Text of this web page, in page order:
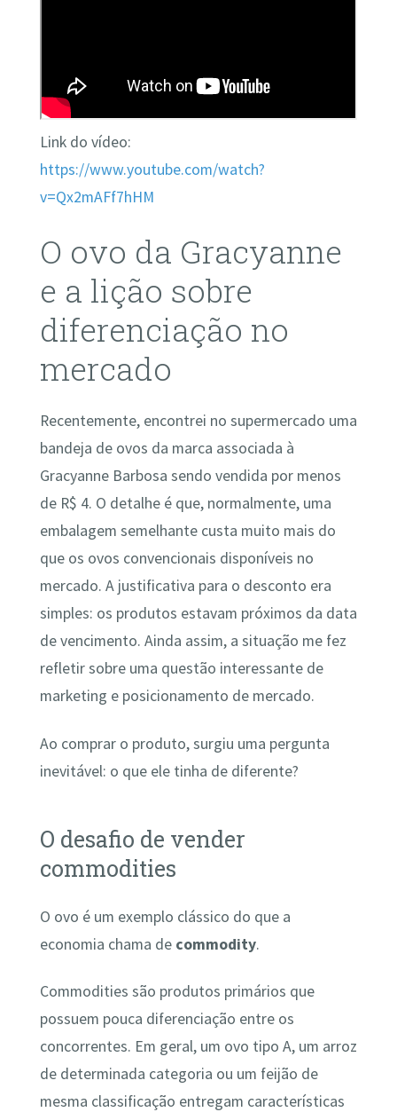
Link do vídeo:
https://www.youtube.com/watch?
v=Qx2mAFf7hHM
O ovo da Gracyanne
e a lição sobre
diferenciação no
mercado
Recentemente, encontrei no supermercado uma
bandeja de ovos da marca associada à
Gracyanne Barbosa sendo vendida por menos
de R$ 4. O detalhe é que, normalmente, uma
embalagem semelhante custa muito mais do
que os ovos convencionais disponíveis no
mercado. A justificativa para o desconto era
simples: os produtos estavam próximos da data
de vencimento. Ainda assim, a situação me fez
refletir sobre uma questão interessante de
marketing e posicionamento de mercado.
Ao comprar o produto, surgiu uma pergunta
inevitável: o que ele tinha de diferente?
O desafio de vender
commodities
O ovo é um exemplo clássico do que a
economia chama de commodity.
Commodities são produtos primários que
possuem pouca diferenciação entre os
concorrentes. Em geral, um ovo tipo A, um arroz
de determinada categoria ou um feijão de
mesma classificação entregam características